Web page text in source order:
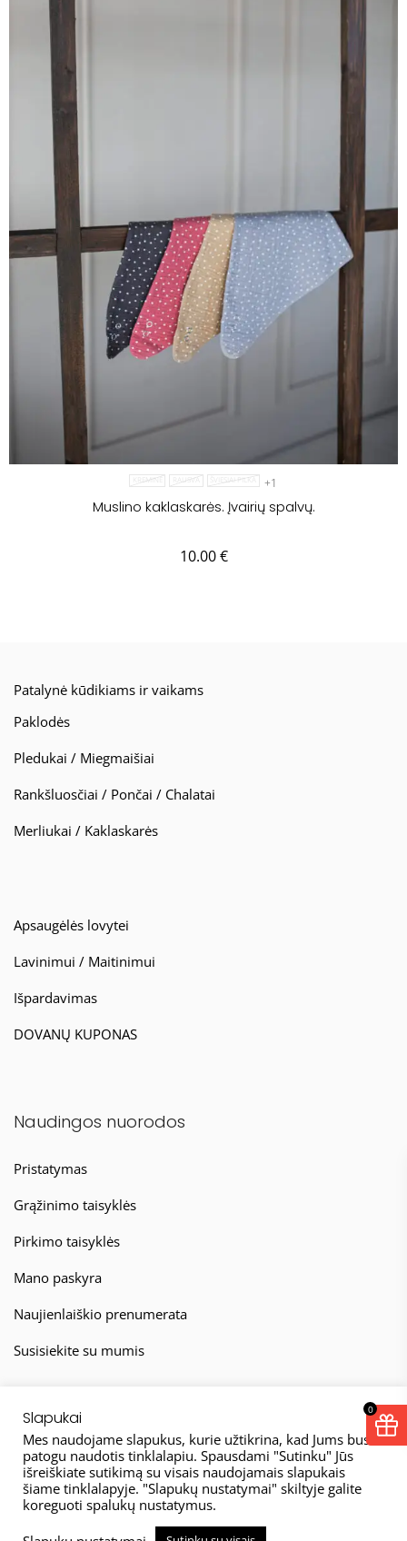
KREMINĖ RAUSVA ŠVIESIAI PILKA +1
Muslino kaklaskarės. Įvairių spalvų.
10.00€
Patalynė kūdikiams ir vaikams
Paklodės
Pledukai / Miegmaišiai
Rankšluosčiai / Pončai / Chalatai
Merliukai / Kaklaskarės
Apsaugėlės lovytei
Lavinimui / Maitinimui
Išpardavimas
DOVANŲ KUPONAS
Naudingos nuorodos
Pristatymas
Grąžinimo taisyklės
Pirkimo taisyklės
Mano paskyra
Naujienlaiškio prenumerata
Susisiekite su mumis
© 2026
Taisyklės
Slapukai
Mes naudojame slapukus, kurie užtikrina, kad Jums bus
patogu naudotis tinklalapiu. Spausdami "Sutinku" Jūs
išreiškiate sutikimą su visais naudojamais slapukais
šiame tinklalapyje. "Slapukų nustatymai" skiltyje galite
koreguoti spalukų nustatymus.
0